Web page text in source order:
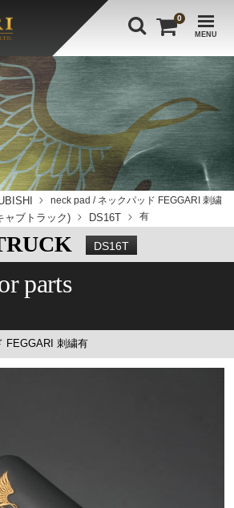
MENU
0
ャブトラック)
DS16T
neck pad / ネックパッド FEGGARI 刺繍
有
DS16T
parts
FEGGARI 刺繍有